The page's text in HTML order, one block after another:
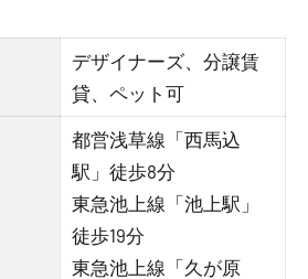
デザイナーズ、分譲賃
貸、ペット可
都営浅草線「西馬込
駅」徒歩8分
東急池上線「池上駅」
徒歩19分
東急池上線「久が原